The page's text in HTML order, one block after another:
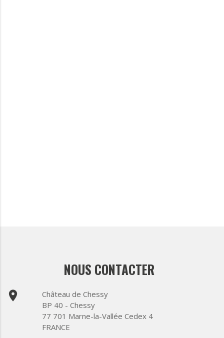
NOUS CONTACTER
place
Château de Chessy
BP 40 - Chessy
77 701 Marne-la-Vallée Cedex 4
FRANCE